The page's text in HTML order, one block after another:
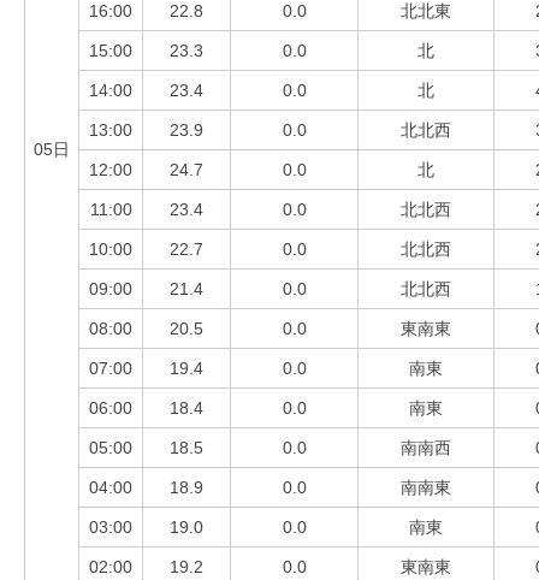
05日
16:00 22.8 0.0 北北東
15:00 23.3 0.0 北
14:00 23.4 0.0 北
13:00 23.9 0.0 北北西
12:00 24.7 0.0 北
11:00 23.4 0.0 北北西
10:00 22.7 0.0 北北西
09:00 21.4 0.0 北北西
08:00 20.5 0.0 東南東
07:00 19.4 0.0 南東
06:00 18.4 0.0 南東
05:00 18.5 0.0 南南西
04:00 18.9 0.0 南南東
03:00 19.0 0.0 南東
02:00 19.2 0.0 東南東